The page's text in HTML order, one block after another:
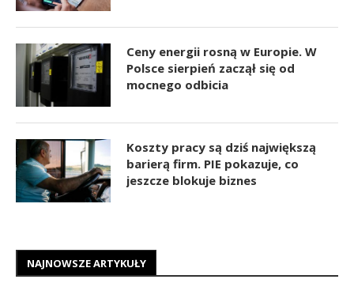
Ceny energii rosną w Europie. W
Polsce sierpień zaczął się od
mocnego odbicia
Koszty pracy są dziś największą
barierą firm. PIE pokazuje, co
jeszcze blokuje biznes
NAJNOWSZE ARTYKUŁY